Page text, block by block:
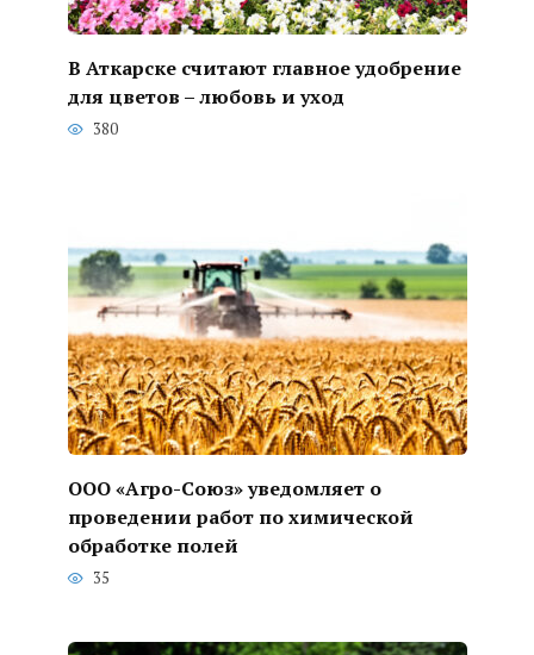
В Аткарске считают главное удобрение
для цветов – любовь и уход
380
ООО «Агро-Союз» уведомляет о
проведении работ по химической
обработке полей
35